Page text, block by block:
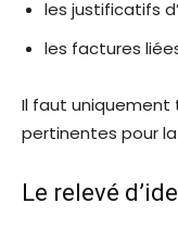
les justificatifs
les factures
Il faut
pertinentes pour
Le relevé